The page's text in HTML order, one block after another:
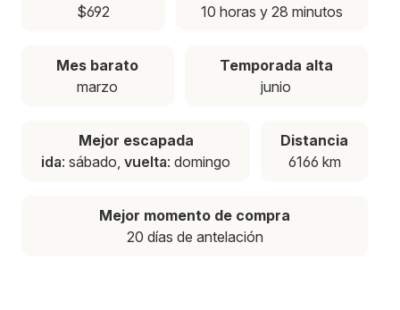
$692
10 horas y 28 minutos
Mes barato
marzo
Temporada alta
junio
Mejor escapada
ida: sábado, vuelta: domingo
Distancia
6166 km
Mejor momento de compra
20 días de antelación